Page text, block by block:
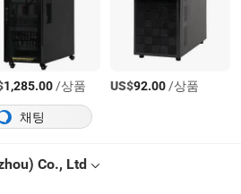
1,285.00/상품 US$92.00/상품
채팅
Co., Ltd